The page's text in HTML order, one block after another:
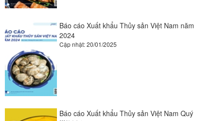
Báo cáo Xuất khẩu Thủy sản Việt Nam năm
2024
Cập nhật: 20/01/2025
Báo cáo Xuất khẩu Thủy sản Việt Nam Quý